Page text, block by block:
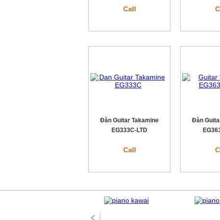
Call
Đàn Guitar Takamine
EG333C-LTD
Call
Đàn